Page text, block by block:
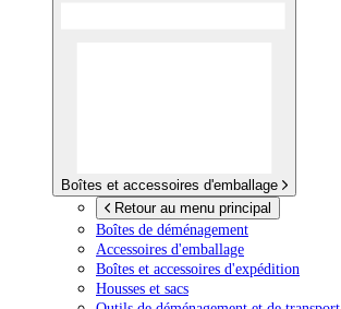
Boîtes et accessoires d'emballage
Retour au menu principal
Boîtes de déménagement
Accessoires d'emballage
Boîtes et accessoires d'expédition
Housses et sacs